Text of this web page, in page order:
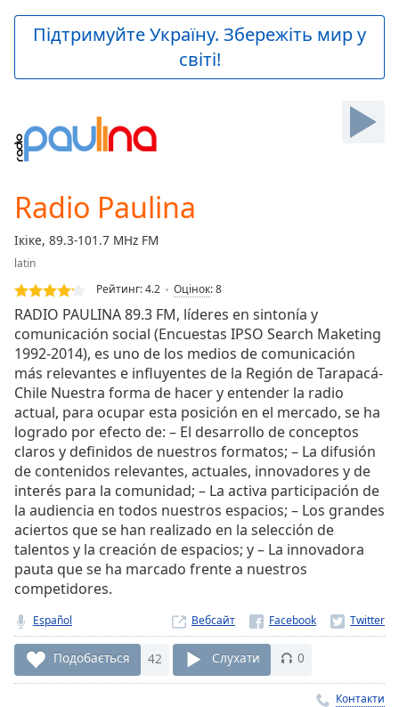
Video
Skip
Forward
Mute
Current
Loaded:
0.00%
Stream
TypeLIVE
live,
currently
behind
liveLIVE
Remaining
Time-
Playback
Rate
Chapters
Chapters
Descriptions
descriptions
off ,
selected
Підтримуйте Україну. Збережіть мир у
світі!
Radio Paulina
Ікіке, 89.3-101.7 MHz FM
latin
Рейтинг:4.2 Оцінок:8
RADIO PAULINA 89.3 FM, líderes en sintonía y
comunicación social (Encuestas IPSO Search Maketing
1992-2014), es uno de los medios de comunicación
más relevantes e influyentes de la Región de Tarapacá-
Chile Nuestra forma de hacer y entender la radio
actual, para ocupar esta posición en el mercado, se ha
logrado por efecto de: – El desarrollo de conceptos
claros y definidos de nuestros formatos; – La difusión
de contenidos relevantes, actuales, innovadores y de
interés para la comunidad; – La activa participación de
la audiencia en todos nuestros espacios; – Los grandes
aciertos que se han realizado en la selección de
talentos y la creación de espacios; y – La innovadora
pauta que se ha marcado frente a nuestros
competidores.
Español Вебсайт
Подобається 42 Слухати 0
Контакти